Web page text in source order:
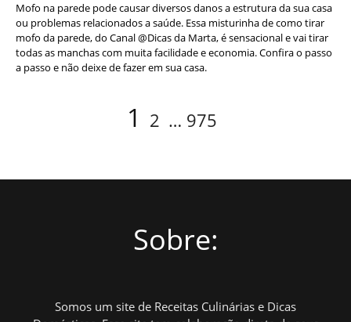
Mofo na parede pode causar diversos danos a estrutura da sua casa
ou problemas relacionados a saúde. Essa misturinha de como tirar
mofo da parede, do Canal @Dicas da Marta, é sensacional e vai tirar
todas as manchas com muita facilidade e economia. Confira o passo
a passo e não deixe de fazer em sua casa.
Page
1 Page
2 … Page
975
Sobre:
Somos um site de Receitas Culinárias e Dicas